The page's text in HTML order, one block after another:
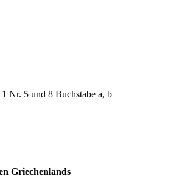
Nr. 5 und 8 Buchstabe a, b
Griechenlands